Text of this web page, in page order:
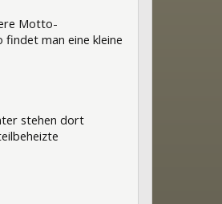
Motto-
man eine kleine
stehen dort